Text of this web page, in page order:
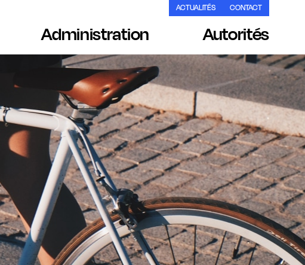
Administration Autorités
ACTUALITÉS CONTACT